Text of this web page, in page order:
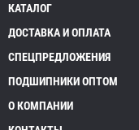
КАТАЛОГ
ДОСТАВКА И ОПЛАТА
СПЕЦПРЕДЛОЖЕНИЯ
ПОДШИПНИКИ ОПТОМ
О КОМПАНИИ